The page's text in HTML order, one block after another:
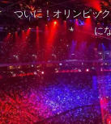
ついに！オリンピッ
に